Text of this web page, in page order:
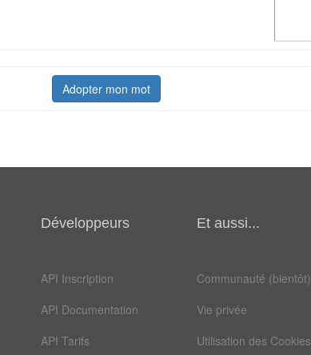
Adopter mon mot
Développeurs
API Inscription
API Documentation
API Tarifs
Et aussi...
Communauté (bientôt)
Vie privée
Utilisation des Cookies